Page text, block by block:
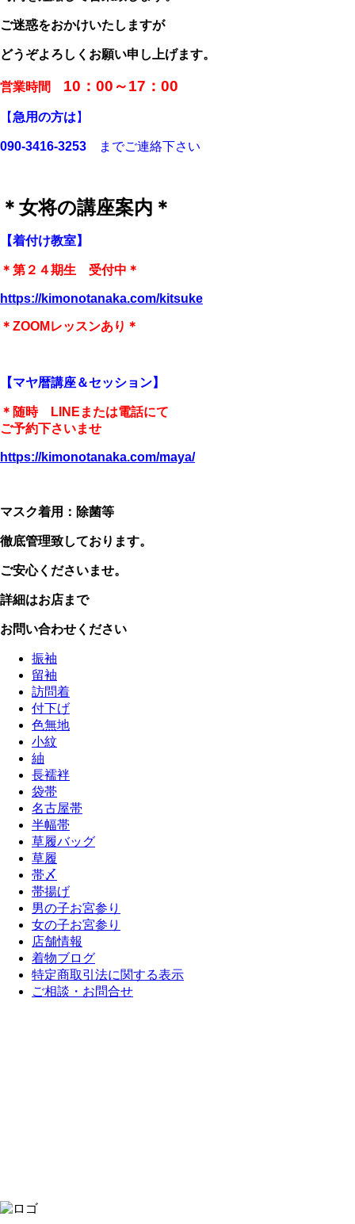
ご迷惑をおかけいたしますが
どうぞよろしくお願い申し上げます。
営業時間 10：00～17：00
【急用の方は 】
090-3416-3253 までご連絡下さい
＊女将の講座案内＊
【着付け教室】
＊第２４期生 受付中＊
https://kimonotanaka.com/kitsuke
＊ZOOMレッスンあり＊
【マヤ暦講座＆セッション】
＊随時 LINEまたは電話にて
ご予約下さいませ
https://kimonotanaka.com/maya/
マスク着用：除菌等
徹底管理致しております。
ご安心くださいませ。
詳細はお店まで
お問い合わせください
振袖
留袖
訪問着
付下げ
色無地
小紋
紬
長襦袢
袋帯
名古屋帯
半幅帯
草履バッグ
草履
帯〆
帯揚げ
男の子お宮参り
女の子お宮参り
店舗情報
着物ブログ
特定商取引法に関する表示
ご相談・お問合せ